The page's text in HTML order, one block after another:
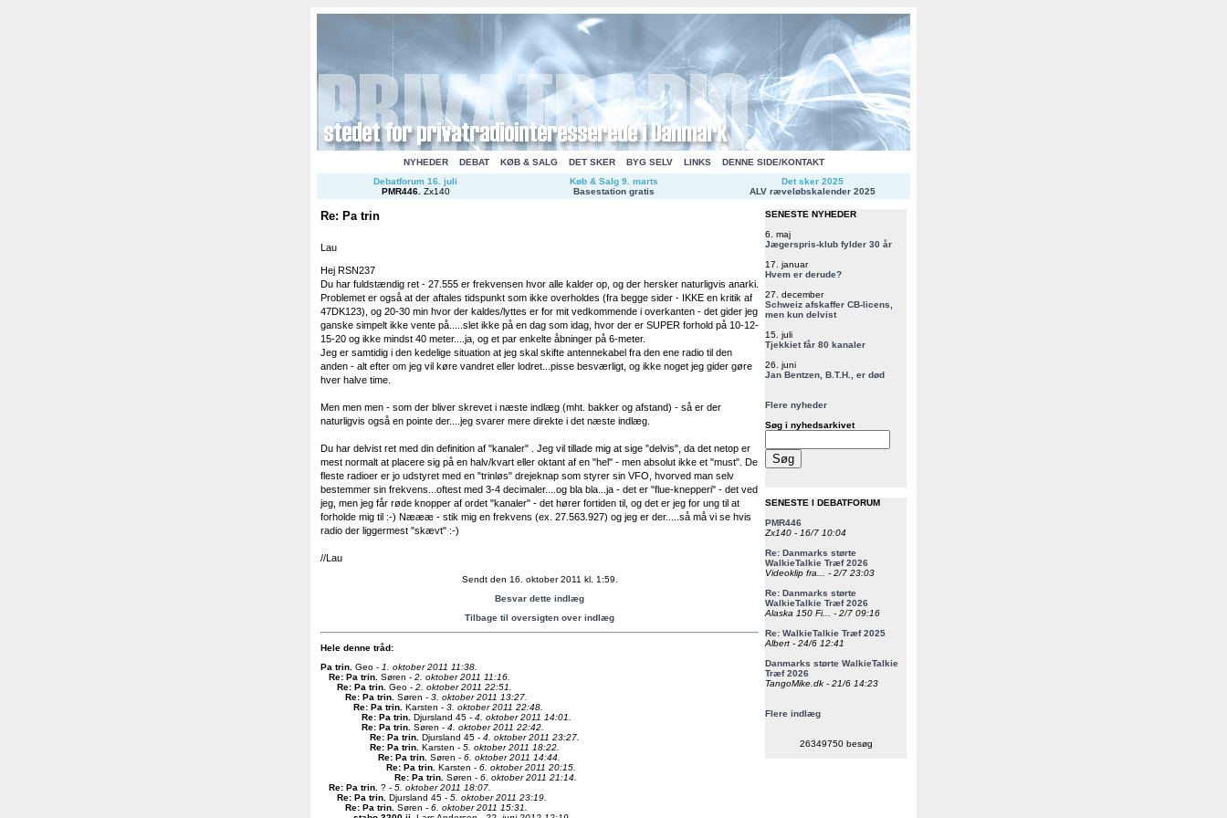
NYHEDER DEBAT KØB & SALG DET SKER BYG SELV LINKS
DENNE SIDE/KONTAKT
Debatforum 16. juli
PMR446. Zx140
Køb & Salg 9. marts
Basestation gratis
Det sker 2025
ALV ræveløbskalender 2025
Re: Pa trin
Lau
Hej RSN237
Du har fuldstændig ret - 27.555 er frekvensen hvor alle kalder op, og der hersker naturligvis anarki.
Problemet er også at der aftales tidspunkt som ikke overholdes (fra begge sider - IKKE en kritik af
47DK123), og 20-30 min hvor der kaldes/lyttes er for mit vedkommende i overkanten - det gider jeg
ganske simpelt ikke vente på.....slet ikke på en dag som idag, hvor der er SUPER forhold på 10-12-
15-20 og ikke mindst 40 meter....ja, og et par enkelte åbninger på 6-meter.
Jeg er samtidig i den kedelige situation at jeg skal skifte antennekabel fra den ene radio til den
anden - alt efter om jeg vil køre vandret eller lodret...pisse besværligt, og ikke noget jeg gider gøre
hver halve time.
Men men men - som der bliver skrevet i næste indlæg (mht. bakker og afstand) - så er der
naturligvis også en pointe der....jeg svarer mere direkte i det næste indlæg.
Du har delvist ret med din definition af "kanaler" . Jeg vil tillade mig at sige "delvis", da det netop er
mest normalt at placere sig på en halv/kvart eller oktant af en "hel" - men absolut ikke et "must". De
fleste radioer er jo udstyret med en "trinløs" drejeknap som styrer sin VFO, hvorved man selv
bestemmer sin frekvens...oftest med 3-4 decimaler....og bla bla...ja - det er "flue-knepperi" - det ved
jeg, men jeg får røde knopper af ordet "kanaler" - det hører fortiden til, og det er jeg for ung til at
forholde mig til :-) Næææ - stik mig en frekvens (ex. 27.563.927) og jeg er der.....så må vi se hvis
radio der liggermest "skævt" :-)
//Lau
Sendt den 16. oktober 2011 kl. 1:59.
Besvar dette indlæg
Tilbage til oversigten over indlæg
Hele denne tråd:
Pa trin Geo - 1. oktober 2011 11:38.
Re: Pa trin Søren - 2. oktober 2011 11:16.
Re: Pa trin Geo - 2. oktober 2011 22:51.
Re: Pa trin Søren - 3. oktober 2011 13:27.
Re: Pa trin Karsten - 3. oktober 2011 22:48.
Re: Pa trin Djursland 45 - 4. oktober 2011 14:01.
Re: Pa trin Søren - 4. oktober 2011 22:42.
Re: Pa trin Djursland 45 - 4. oktober 2011 23:27.
Re: Pa trin Karsten - 5. oktober 2011 18:22.
Re: Pa trin Søren - 6. oktober 2011 14:44.
Re: Pa trin Karsten - 6. oktober 2011 20:15.
Re: Pa trin Søren - 6. oktober 2011 21:14.
Re: Pa trin ? - 5. oktober 2011 18:07.
Re: Pa trin Djursland 45 - 5. oktober 2011 23:19.
Re: Pa trin Søren - 6. oktober 2011 15:31.
SENESTE NYHEDER
6. maj
Jægerspris-klub fylder 30 år
17. januar
Hvem er derude?
27. december
Schweiz afskaffer CB-licens,
men kun delvist
15. juli
Tjekkiet får 80 kanaler
26. juni
Jan Bentzen, B.T.H., er død
Flere nyheder
Søg i nyhedsarkivet
SENESTE I DEBATFORUM
PMR446
Zx140 - 16/7 10:04
Re: Danmarks størte
WalkieTalkie Træf 2026
Videoklip fra... - 2/7 23:03
Re: Danmarks størte
WalkieTalkie Træf 2026
Alaska 150 Fi... - 2/7 09:16
Re: WalkieTalkie Træf 2025
Albert - 24/6 12:41
Danmarks størte WalkieTalkie
Træf 2026
TangoMike.dk - 21/6 14:23
Flere indlæg
26349750 besøg